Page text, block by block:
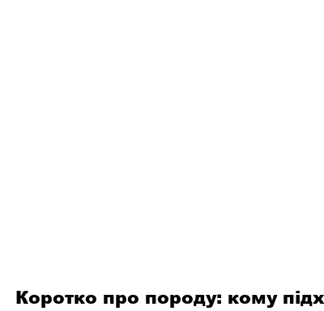
Коротко про породу: кому